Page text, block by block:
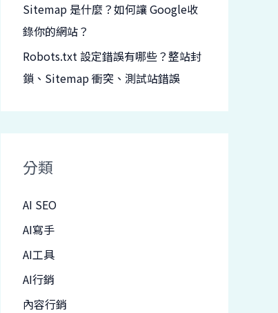
Sitemap 是什麼？如何讓 Google收
錄你的網站？
Robots.txt 設定錯誤有哪些？整站封
鎖、Sitemap 衝突、測試站錯誤
分類
AI SEO
AI寫手
AI工具
AI行銷
內容行銷